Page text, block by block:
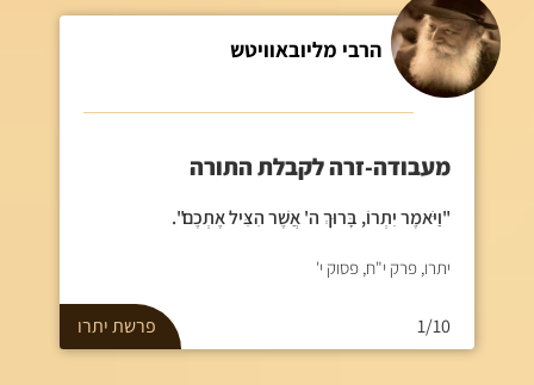
הרבי מליובאוויטש
מעבודה-זרה לקבלת התורה
"וַיֹּאמֶר יִתְרוֹ, בָּרוּךְ ה' אֲשֶׁר הִצִּיל אֶתְכֶם".
יתרו, פרק י"ח, פסוק י'
1/10 פרשתיתרו